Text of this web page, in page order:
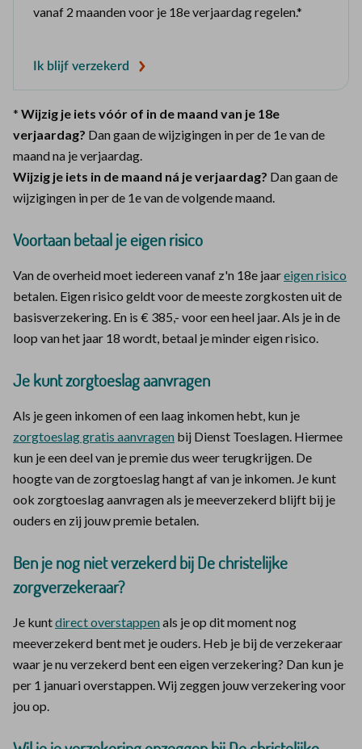
vanaf 2 maanden voor je 18e verjaardag regelen.*
Ik blijf verzekerd
* Wijzig je iets vóór of in de maand van je 18e
verjaardag? Dan gaan de wijzigingen in per de 1e van de
maand na je verjaardag.
Wijzig je iets in de maand ná je verjaardag? Dan gaan de
wijzigingen in per de 1e van de volgende maand.
Voortaan betaal je eigen risico
Van de overheid moet iedereen vanaf z'n 18e jaareigen risico
betalen. Eigen risico geldt voor de meeste zorgkosten uit de
basisverzekering. En is € 385,- voor een heel jaar. Als je in de
loop van het jaar 18 wordt, betaal je minder eigen risico.
Je kunt zorgtoeslag aanvragen
Als je geen inkomen of een laag inkomen hebt, kun je
zorgtoeslag gratis aanvragen bij Dienst Toeslagen. Hiermee
kun je een deel van je premie dus weer terugkrijgen. De
hoogte van de zorgtoeslag hangt af van je inkomen. Je kunt
ook zorgtoeslag aanvragen als je meeverzekerd blijft bij je
ouders en zij jouw premie betalen.
Ben je nog niet verzekerd bij De christelijke
zorgverzekeraar?
Je kuntdirect overstappenals je op dit moment nog
meeverzekerd bent met je ouders. Heb je bij de verzekeraar
waar je nu verzekerd bent een eigen verzekering? Dan kun je
per 1 januari overstappen. Wij zeggen jouw verzekering voor
jou op.